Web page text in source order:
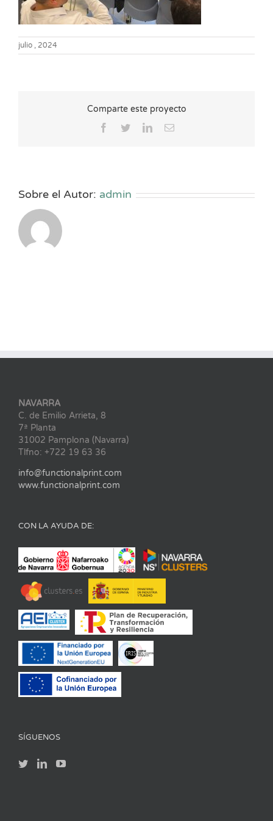
julio , 2024
Comparte este proyecto
Facebook
TwitterLinkedInCorreo
Sobre el Autor: admin
NAVARRA
C. de Emilio Arrieta, 8
7ª Planta
31002 Pamplona (Navarra)
Tlfno: +722 19 63 36
info@functionalprint.com
www.functionalprint.com
CON LA AYUDA DE:
SÍGUENOS